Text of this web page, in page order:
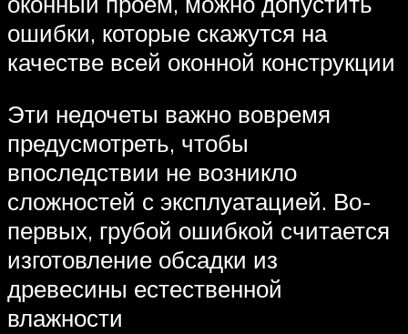
ошибки, которые скажутся на
качестве всей оконной конструкции
Эти недочеты важно вовремя
предусмотреть, чтобы
впоследствии не возникло
сложностей с эксплуатацией. Во-
первых, грубой ошибкой считается
изготовление обсадки из
древесины естественной
влажности